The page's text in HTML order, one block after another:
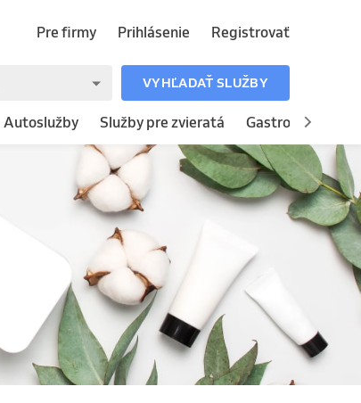
Pre firmy Prihlásenie Registrovať
VYHĽADAŤ SLUŽBY
Autoslužby Služby pre zvieratá Gastronómia